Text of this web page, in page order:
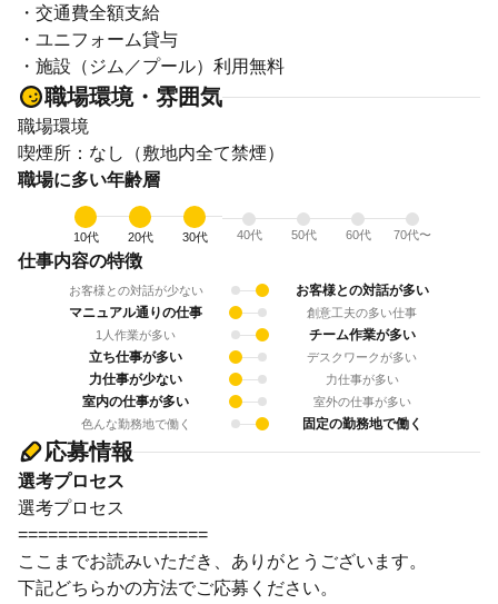
・交通費全額支給
・ユニフォーム貸与
・施設（ジム／プール）利用無料
職場環境・雰囲気
職場環境
喫煙所：なし（敷地内全て禁煙）
職場に多い年齢層
10代 20代 30代 40代 50代 60代 70代〜
仕事内容の特徴
お客様との対話が少ない
お客様との対話が多い
マニュアル通りの仕事
創意工夫の多い仕事
1人作業が多い
チーム作業が多い
立ち仕事が多い
デスクワークが多い
力仕事が少ない 力仕事が多い
室内の仕事が多い
室外の仕事が多い
色んな勤務地で働く
固定の勤務地で働く
応募情報
選考プロセス
選考プロセス
===================
ここまでお読みいただき、ありがとうございます。
下記どちらかの方法でご応募ください。